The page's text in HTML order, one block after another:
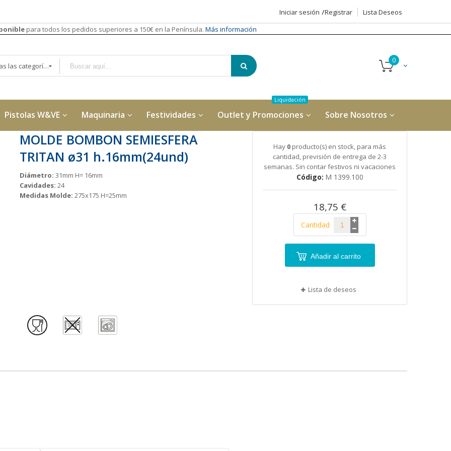
Iniciar sesión Registrar
Lista Deseos
para todos los pedidos superiores a 150€ en la Península. Más información
Todas las categorías
Pistolas W&VE Maquinaria Festividades Outlet y Promociones Sobre Nosotros
Hay 0 producto(s) en stock, para más
cantidad, previsión de entrega de 2-3
semanas. Sin contar festivos ni vacaciones
Código M 1399.100
18,75 €
Cantidad
Añadir al carrito
Lista de deseos
MOLDE BOMBON SEMIESFERA
TRITAN ø31 h.16mm(24und)
Diámetro: 31mm H= 16mm
Cavidades: 24
Medidas Molde: 275x175 H=25mm